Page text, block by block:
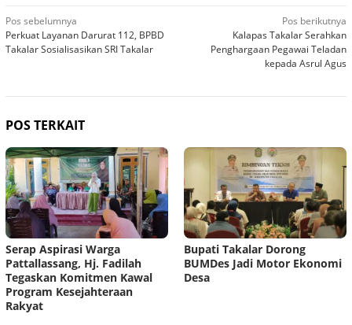
Navigasi
pos
Pos sebelumnya
Perkuat Layanan Darurat 112, BPBD
Takalar Sosialisasikan SRI Takalar
Pos berikutnya
Kalapas Takalar Serahkan
Penghargaan Pegawai Teladan
kepada Asrul Agus
POS TERKAIT
Serap Aspirasi Warga
Pattallassang, Hj. Fadilah
Tegaskan Komitmen Kawal
Program Kesejahteraan
Rakyat
Bupati Takalar Dorong
BUMDes Jadi Motor Ekonomi
Desa